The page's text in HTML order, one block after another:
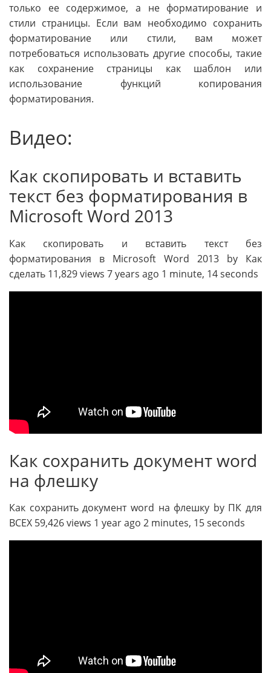
только ее содержимое, а не форматирование и
стили страницы. Если вам необходимо сохранить
форматирование или стили, вам может
потребоваться использовать другие способы, такие
как сохранение страницы как шаблон или
использование функций копирования
форматирования.
Видео:
Как скопировать и вставить
текст без форматирования в
Microsoft Word 2013
Как скопировать и вставить текст без
форматирования в Microsoft Word 2013 by Как
сделать 11,829 views 7 years ago 1 minute, 14 seconds
Как сохранить документ word
на флешку
Как сохранить документ word на флешку by ПК для
ВСЕХ 59,426 views 1 year ago 2 minutes, 15 seconds